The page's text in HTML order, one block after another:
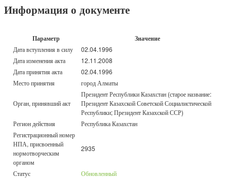
Информация о документе
Параметр Значение
Дата вступления в силу
02.04.1996
Дата изменения акта
12.11.2008
Дата принятия акта
02.04.1996
Место принятия
город Алматы
Орган, принявший акт
Президент Республики Казахстан (старое название:
Президент Казахской Советской Социалистической
Республики; Президент Казахской ССР)
Регион действия
Республика Казахстан
Регистрационный номер
НПА, присвоенный
нормотворческим
органом
2935
Статус Обновленный